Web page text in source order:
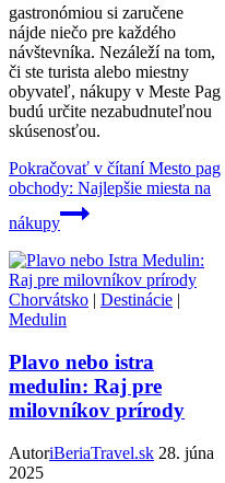
gastronómiou si zaručene
nájde niečo pre každého
návštevníka. Nezáleží na tom,
či ste turista alebo miestny
obyvateľ, nákupy v Meste Pag
budú určite nezabudnuteľnou
skúsenosťou.
Pokračovať v čítaníMesto pag
obchody: Najlepšie miesta na
nákupy
Chorvátsko | Destinácie |
Medulin
Plavo nebo istra
medulin: Raj pre
milovníkov prírody
AutoriBeriaTravel.sk 28. júna
2025